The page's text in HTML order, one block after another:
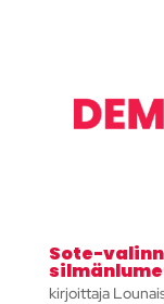
Sote-
kirjoittaja